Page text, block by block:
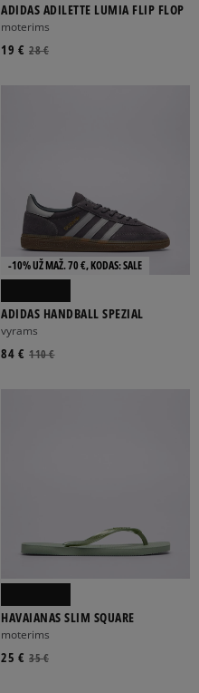
ADIDAS ADILETTE LUMIA FLIP FLOP
moterims
28 €
19 €
-10% UŽ MAŽ. 70 €, KODAS: SALE
ADIDAS HANDBALL SPEZIAL
vyrams
110 €
84 €
HAVAIANAS SLIM SQUARE
moterims
35 €
25 €